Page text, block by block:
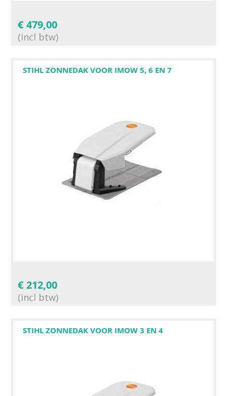
€ 479,00
(incl btw)
STIHL ZONNEDAK VOOR IMOW 5, 6 EN 7
€ 212,00
(incl btw)
STIHL ZONNEDAK VOOR IMOW 3 EN 4